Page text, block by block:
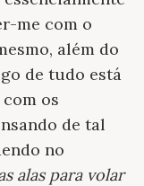
me com o
além do
de tudo está
os
de tal
no
alas para volar